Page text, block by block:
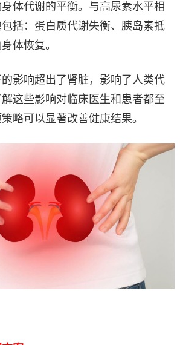
体代谢的平衡。与高尿素水平相
括：蛋白质代谢失衡、胰岛素抵
体恢复。
影响超出了肾脏，影响了人类代
这些影响对临床医生和患者都至
略可以显著改善健康结果。